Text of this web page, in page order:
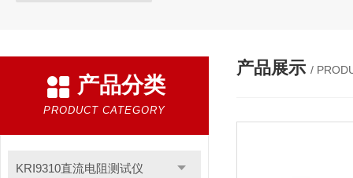
产品分类
PRODUCT CATEGORY
KRI9310直流电阻测试仪
产品展示 /